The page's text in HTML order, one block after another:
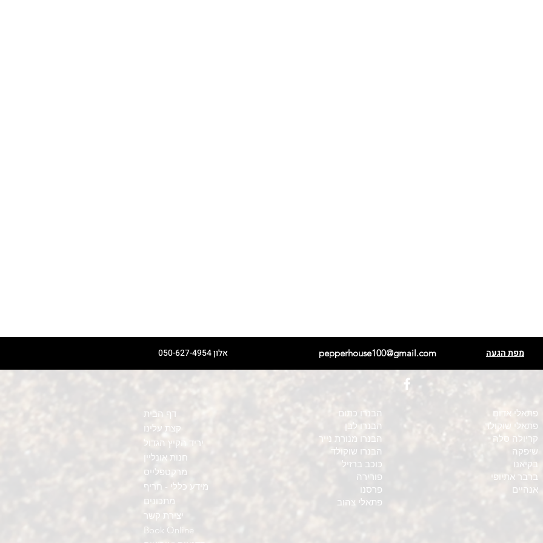
אלון 050-627-4954 pepperhouse100@gmail.com מפת הגעה
דף הבית
קצת עלינו
יריד הקיץ הגדול
חנות אונליין
מרקטפלייס
מידע כללי - חריף
מתכונים
יצירת קשר
Book Online
הבנרו כתום
הבנרו לבן
הבנרו מנורת נייר
הבנרו שוקולד
כוכב ברזיל
פורירה
פרסנו
פתאלי צהוב
פתאלי אדום
פתאלי שוקולד
קריולה סלה
שיפקה
בקיאנו
ברבר אתיופי
אנהיים